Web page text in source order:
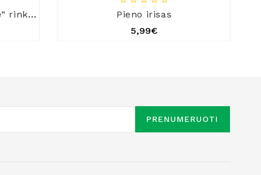
Pieninių saldainių „Karvutė“ rinkinys
Pieno irisas
5,99€
PRENUMERUOTI